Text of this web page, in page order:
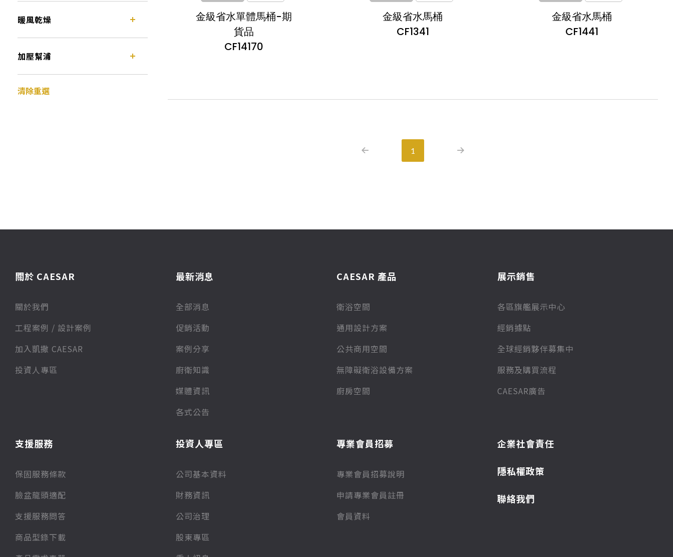
暖風乾燥
加壓幫浦
清除重選
金級省水單體馬桶-期
貨品
CF14170
金級省水馬桶
CF1341
金級省水馬桶
CF1441
1
關於 CAESAR
關於我們
⼯程案例 / 設計案例
加入凱撒 CAESAR
投資人專區
最新消息
全部消息
促銷活動
案例分享
廚衛知識
媒體資訊
各式公告
CAESAR 產品
衛浴空間
通用設計方案
公共商用空間
無障礙衛浴設備方案
廚房空間
展示銷售
各區旗艦展示中心
經銷據點
全球經銷夥伴募集中
服務及購買流程
CAESAR廣告
支援服務
保固服務條款
臉盆龍頭適配
支援服務問答
商品型錄下載
投資人專區
公司基本資料
財務資訊
公司治理
股東專區
專業會員招募
專業會員招募說明
申請專業會員註冊
會員資料
企業社會責任
隱私權政策
聯絡我們